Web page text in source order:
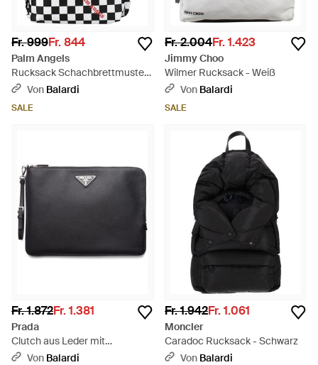
Fr. 999Fr. 844
Palm Angels
Rucksack Schachbrettmuster
- Schwarz
Von Balardi
SALE
Fr. 2.004Fr. 1.423
Jimmy Choo
Wilmer Rucksack - Weiß
Von Balardi
SALE
Fr. 1.872Fr. 1.381
Prada
Clutch aus Leder mit
dreieckigem Logo - Schwarz
Von Balardi
Fr. 1.942Fr. 1.061
Moncler
Caradoc Rucksack - Schwarz
Von Balardi